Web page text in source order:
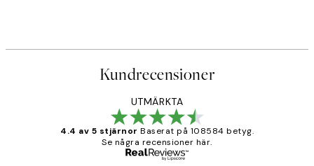
Kundrecensioner
UTMÄRKTA
4.4 av 5 stjärnor Baserat på 108584 betyg.
Se några recensioner här.